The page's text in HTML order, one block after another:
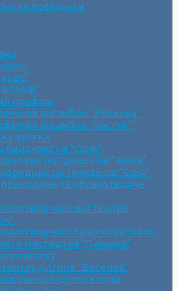
та поведінки
профіль
ансамбль “Росинка”
ансамбль “Час пік”
музика
“Орія”
інструментів “Зміна”
інструментів “Орія”
та образотворче
мистецтва
та декоративно-
мистецтва “Писанка”
розвитку
дитини “Веселка”
підготовки та